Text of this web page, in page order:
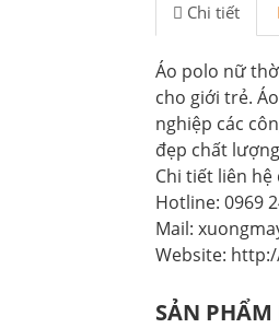
Chi tiết
Áo polo nữ
cho giới trẻ.
nghiệp các
đẹp chất
Chi tiết liên
Hotline: 0969
Mail:
Website:
SẢN